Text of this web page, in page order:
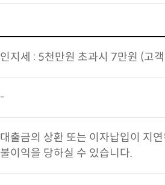
인지세 : 5천만원 초과시 7만원 (고
-
대출금의 상환 또는 이자납입이 지
불이익을 당하실 수 있습니다.